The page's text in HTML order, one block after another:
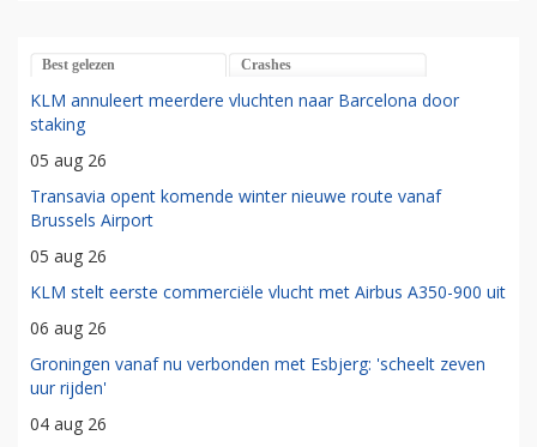
Best gelezen Crashes
KLM annuleert meerdere vluchten naar Barcelona door
staking
05 aug 26
Transavia opent komende winter nieuwe route vanaf
Brussels Airport
05 aug 26
KLM stelt eerste commerciële vlucht met Airbus A350-900 uit
06 aug 26
Groningen vanaf nu verbonden met Esbjerg: 'scheelt zeven
uur rijden'
04 aug 26